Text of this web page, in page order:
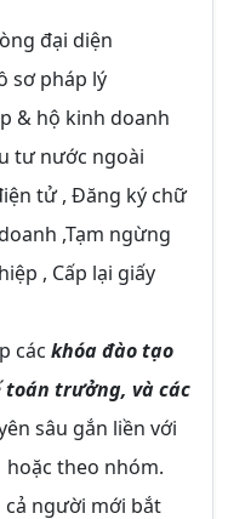
đại diện
sơ pháp lý
& hộ kinh doanh
tư nước ngoài
tử , Đăng ký chữ
,Tạm ngừng
, Cấp lại giấy
các khóa đào tạo
trưởng, và các
sâu gắn liền với
theo nhóm.
cả người mới bắt